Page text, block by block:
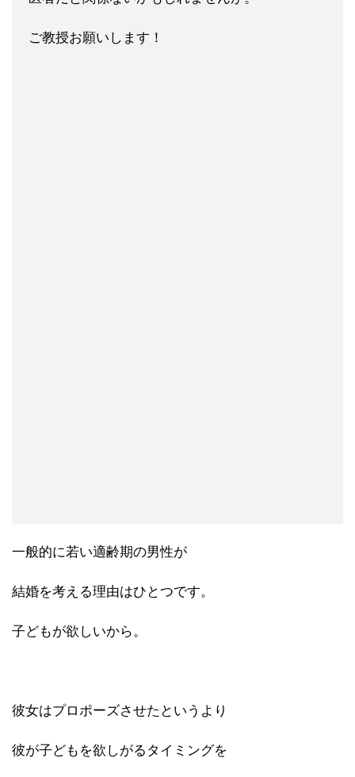
ご教授お願いします！
一般的に若い適齢期の男性が
結婚を考える理由はひとつです。
子どもが欲しいから。
彼女はプロポーズさせたというより
彼が子どもを欲しがるタイミングを